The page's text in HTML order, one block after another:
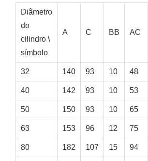
Diâmetro
do
cilindro \
símbolo
A C BB AC
32 140 93 10 48
40 142 93 10 53
50 150 93 10 65
63 153 96 12 75
80 182 107 15 94